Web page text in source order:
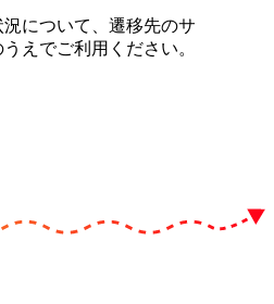
について、遷移先のサ
えでご利用ください。